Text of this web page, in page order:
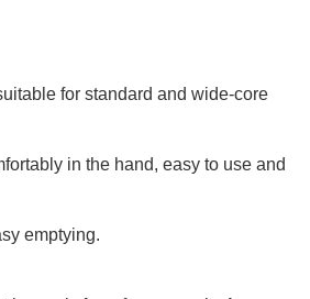
for standard and wide-core
in the hand, easy to use and
emptying.